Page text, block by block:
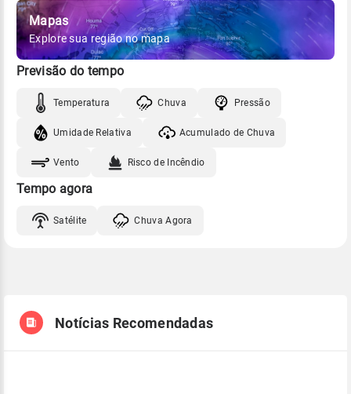
Mapas
Explore sua região no mapa
Previsão do tempo
Temperatura Chuva Pressão
Umidade Relativa Acumulado de Chuva
Vento Risco de Incêndio
Tempo agora
Satélite Chuva Agora
Notícias Recomendadas